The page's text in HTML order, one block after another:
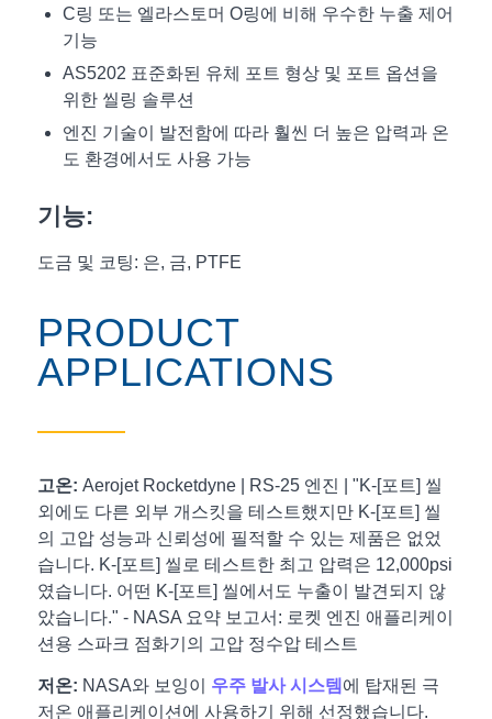
C링 또는 엘라스토머 O링에 비해 우수한 누출 제어
기능
AS5202 표준화된 유체 포트 형상 및 포트 옵션을
위한 씰링 솔루션
엔진 기술이 발전함에 따라 훨씬 더 높은 압력과 온
도 환경에서도 사용 가능
기능:
도금 및 코팅: 은, 금, PTFE
PRODUCT
APPLICATIONS
고온: Aerojet Rocketdyne | RS-25 엔진 | "K-[포트] 씰
외에도 다른 외부 개스킷을 테스트했지만 K-[포트] 씰
의 고압 성능과 신뢰성에 필적할 수 있는 제품은 없었
습니다. K-[포트] 씰로 테스트한 최고 압력은 12,000psi
였습니다. 어떤 K-[포트] 씰에서도 누출이 발견되지 않
았습니다." - NASA 요약 보고서: 로켓 엔진 애플리케이
션용 스파크 점화기의 고압 정수압 테스트
저온: NASA와 보잉이 우주 발사 시스템 에 탑재된 극
저온 애플리케이션에 사용하기 위해 선정했습니다.